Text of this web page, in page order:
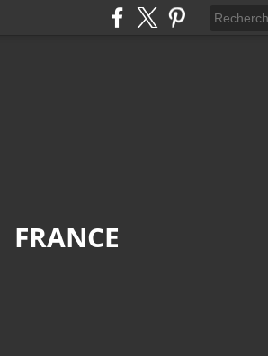
FRANCE